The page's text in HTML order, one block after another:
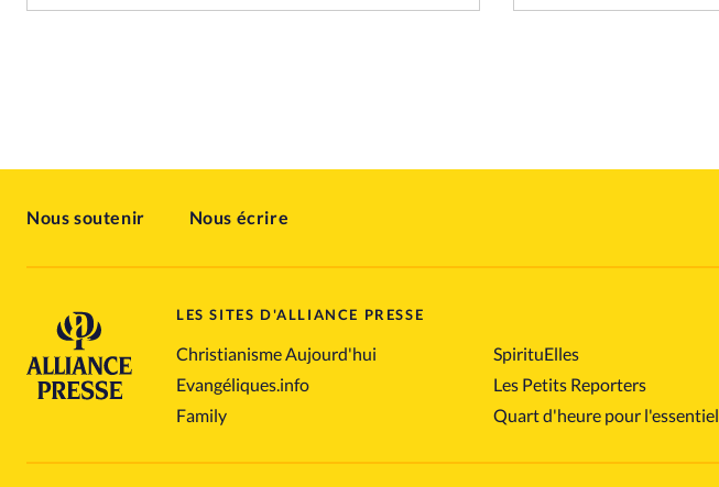
Nous soutenir Nous écrire
LES SITES D'ALLIANCE PRESSE
Christianisme Aujourd'hui
Evangéliques.info
Family
SpirituElles
Les Petits Reporters
Quart d'heure pour l'essentiel